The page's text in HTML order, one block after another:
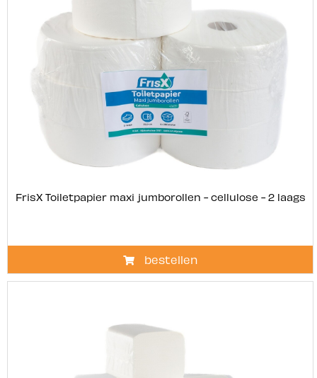
FrisX Toiletpapier maxi jumborollen - cellulose - 2 laags
bestellen